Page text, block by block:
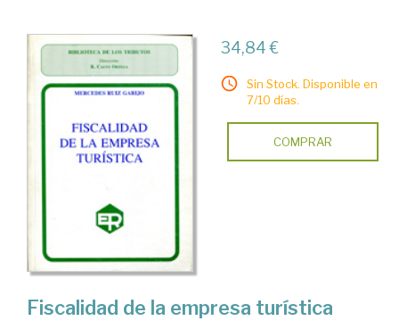
34,84 €
Sin Stock. Disponible en
7/10 días.
COMPRAR
Fiscalidad de la empresa turística